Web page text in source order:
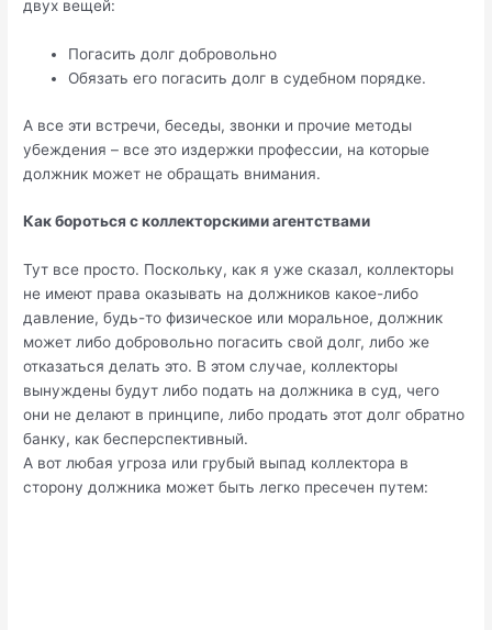
двух вещей:
Погасить долг добровольно
Обязать его погасить долг в судебном порядке.
А все эти встречи, беседы, звонки и прочие методы
убеждения – все это издержки профессии, на которые
должник может не обращать внимания.
Как бороться с коллекторскими агентствами
Тут все просто. Поскольку, как я уже сказал, коллекторы
не имеют права оказывать на должников какое-либо
давление, будь-то физическое или моральное, должник
может либо добровольно погасить свой долг, либо же
отказаться делать это. В этом случае, коллекторы
вынуждены будут либо подать на должника в суд, чего
они не делают в принципе, либо продать этот долг обратно
банку, как бесперспективный.
А вот любая угроза или грубый выпад коллектора в
сторону должника может быть легко пресечен путем: